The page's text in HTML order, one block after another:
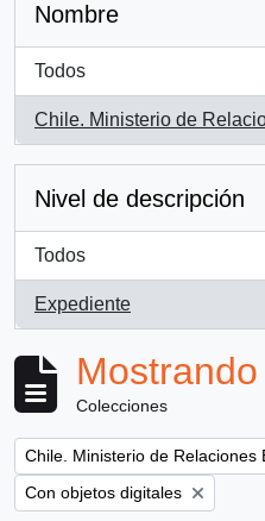
Nombre
Todos
Chile. Ministerio de
, 1 resultados
Nivel de descripción
Todos
Expediente
, 1 resultados
Colecciones
Remove filter:
Chile. Ministerio de Relaciones
Remove filter:
Con objetos digitales